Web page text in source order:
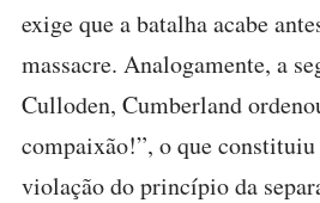
exige que a batalha acabe
massacre. Analogamente, a
Culloden, Cumberland
compaixão!”, o que constituiu
violação do princípio da